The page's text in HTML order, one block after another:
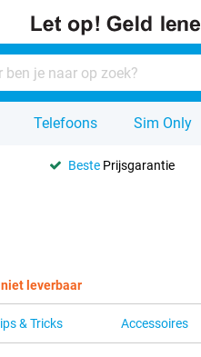
Telefoons Sim Only
Beste Prijsgarantie
leverbaar
& Tricks Accessoires